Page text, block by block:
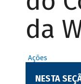
da
Ações
NESTA